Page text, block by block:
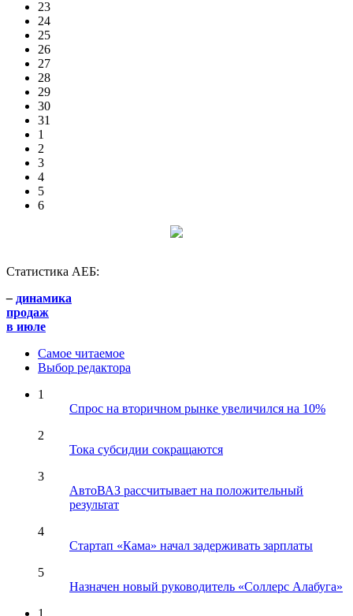
23
24
25
26
27
28
29
30
31
1
2
3
4
5
6
Статистика АЕБ:
– динамика
продаж
в июле
Самое читаемое
Выбор редактора
1
Спрос на вторичном рынке увеличился на 10%
2
Тока субсидии сокращаются
3
АвтоВАЗ рассчитывает на положительный
результат
4
Стартап «Кама» начал задерживать зарплаты
5
Назначен новый руководитель «Соллерс Алабуга»
1